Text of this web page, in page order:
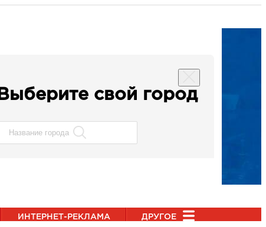
Выберите свой город
ИНТЕРНЕТ-РЕКЛАМА ДРУГОЕ